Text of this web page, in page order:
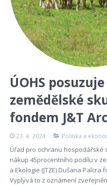
ÚOHS
zemědělské
fondem J&T
23. 4. 2024 Politika a
Úřad pro ochranu hospodářské
nákup 45procentního podílu v
a Ekologie (JTZE) Dušana Palcra
Vyplývá to z oznámení